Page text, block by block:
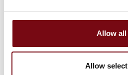
Allow all
Allow
Hygiejne forskruninger
Hummels hygiejne forskruninger
med henblik på applikationer,
kemisk industri. Alle steder,